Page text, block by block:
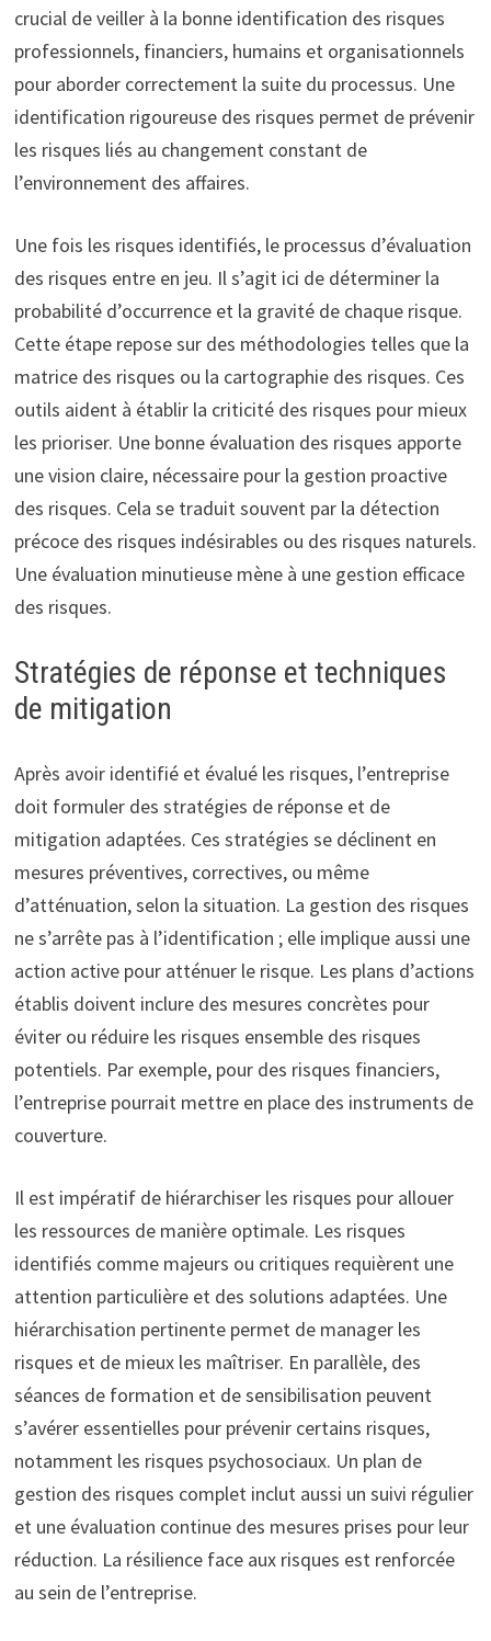
crucial de veiller à la bonne identification des risques
professionnels, financiers, humains et organisationnels
pour aborder correctement la suite du processus. Une
identification rigoureuse des risques permet de prévenir
les risques liés au changement constant de
l’environnement des affaires.
Une fois les risques identifiés, le processus d’évaluation
des risques entre en jeu. Il s’agit ici de déterminer la
probabilité d’occurrence et la gravité de chaque risque.
Cette étape repose sur des méthodologies telles que la
matrice des risques ou la cartographie des risques. Ces
outils aident à établir la criticité des risques pour mieux
les prioriser. Une bonne évaluation des risques apporte
une vision claire, nécessaire pour la gestion proactive
des risques. Cela se traduit souvent par la détection
précoce des risques indésirables ou des risques naturels.
Une évaluation minutieuse mène à une gestion efficace
des risques.
Stratégies de réponse et techniques
de mitigation
Après avoir identifié et évalué les risques, l’entreprise
doit formuler des stratégies de réponse et de
mitigation adaptées. Ces stratégies se déclinent en
mesures préventives, correctives, ou même
d’atténuation, selon la situation. La gestion des risques
ne s’arrête pas à l’identification ; elle implique aussi une
action active pour atténuer le risque. Les plans d’actions
établis doivent inclure des mesures concrètes pour
éviter ou réduire les risques ensemble des risques
potentiels. Par exemple, pour des risques financiers,
l’entreprise pourrait mettre en place des instruments de
couverture.
Il est impératif de hiérarchiser les risques pour allouer
les ressources de manière optimale. Les risques
identifiés comme majeurs ou critiques requièrent une
attention particulière et des solutions adaptées. Une
hiérarchisation pertinente permet de manager les
risques et de mieux les maîtriser. En parallèle, des
séances de formation et de sensibilisation peuvent
s’avérer essentielles pour prévenir certains risques,
notamment les risques psychosociaux. Un plan de
gestion des risques complet inclut aussi un suivi régulier
et une évaluation continue des mesures prises pour leur
réduction. La résilience face aux risques est renforcée
au sein de l’entreprise.